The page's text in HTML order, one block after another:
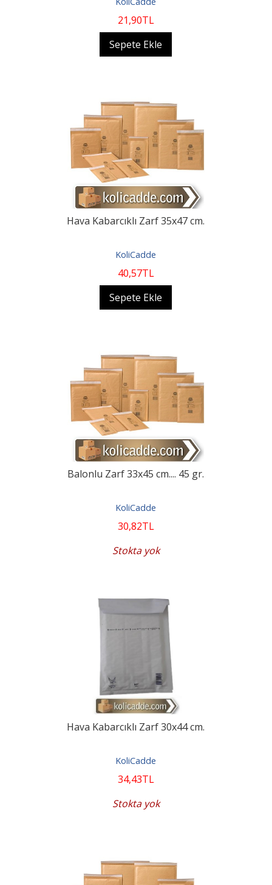
21,90TL
Sepete Ekle
Hava Kabarcıklı Zarf 35x47 cm.
KoliCadde
40,57TL
Sepete Ekle
Balonlu Zarf 33x45 cm.... 45 gr.
KoliCadde
30,82TL
Stokta yok
Hava Kabarcıklı Zarf 30x44 cm.
KoliCadde
34,43TL
Stokta yok